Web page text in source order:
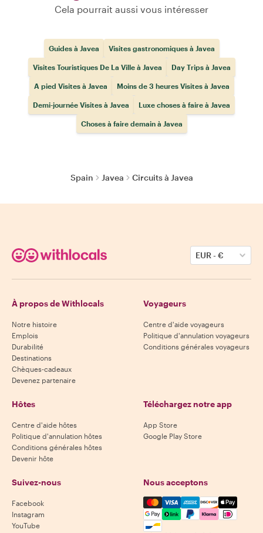
Cela pourrait aussi vous intéresser
Guides à Javea Visites gastronomiques à Javea
Visites Touristiques De La Ville à Javea Day Trips à Javea
A pied Visites à Javea Moins de 3 heures Visites à Javea
Demi-journée Visites à Javea Luxe choses à faire à Javea
Choses à faire demain à Javea
Spain Javea Circuits à Javea
EUR-€
À propos de Withlocals
Notre histoire
Emplois
Durabilité
Destinations
Chèques-cadeaux
Devenez partenaire
Voyageurs
Centre d'aide voyageurs
Politique d'annulation voyageurs
Conditions générales voyageurs
Hôtes
Centre d'aide hôtes
Politique d'annulation hôtes
Conditions générales hôtes
Devenir hôte
Téléchargez notre app
App Store
Google Play Store
Suivez-nous
Facebook
Instagram
YouTube
Nous acceptons
Mastercard, Visa, Amex,